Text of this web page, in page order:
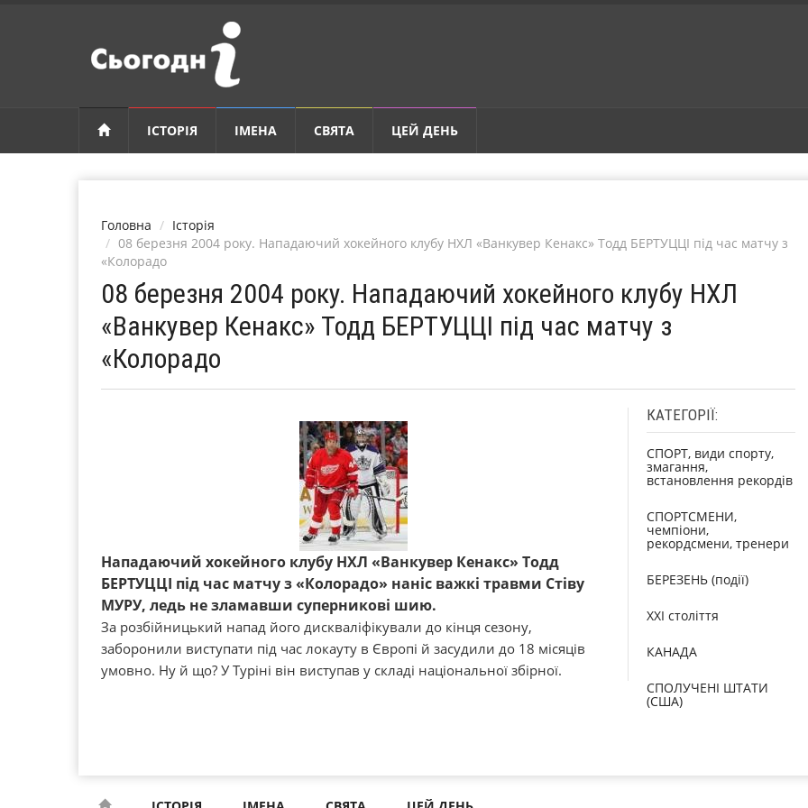
ІСТОРІЯ ІМЕНА СВЯТА ЦЕЙ ДЕНЬ
Головна
Історія
08 березня 2004 року. Нападаючий хокейного клубу НХЛ «Ванкувер Кенакс» Тодд БЕРТУЦЦІ під час матчу з
«Колорадо
08 березня 2004 року. Нападаючий хокейного клубу НХЛ
«Ванкувер Кенакс» Тодд БЕРТУЦЦІ під час матчу з
«Колорадо
Нападаючий хокейного клубу НХЛ «Ванкувер Кенакс» Тодд
БЕРТУЦЦІ під час матчу з «Колорадо» наніс важкі травми Стіву
МУРУ, ледь не зламавши суперникові шию.
За розбійницький напад його дискваліфікували до кінця сезону,
заборонили виступати під час локауту в Європі й засудили до 18 місяців
умовно. Ну й що? У Туріні він виступав у складі національної збірної.
КАТЕГОРІЇ:
СПОРТ, види спорту,
змагання,
встановлення рекордів
СПОРТСМЕНИ,
чемпіони,
рекордсмени, тренери
БЕРЕЗЕНЬ (події)
XXI століття
КАНАДА
СПОЛУЧЕНІ ШТАТИ
(США)